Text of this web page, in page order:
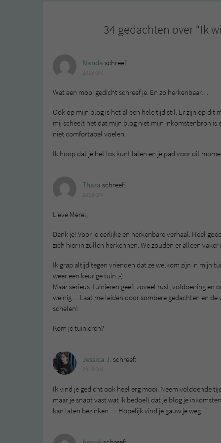
34 gedachten over “Ik
Nanda schreef:
Wat een mooi gedicht schreef je. En zo herkenbaar…
Ook op mijn blog is het al een hele tijd stil. Er zijn op
mij scheelt het dat mijn blog niet mijn inkomstenbron is
niet comfortabel voelen.
Ik hoop dat je het los kunt laten en je pad voor dit
Thara schreef:
Lieve Merel,
Dank je! Voor je eerlijke en herkenbare verhaal. Heel
zich hier in zullen herkennen. We zouden er alleen
Ik grap altijd tegen vrienden dat ze welkom zijn in mijn
weer een keurige tuin ;-)
Maar serieus: tuinieren geeft zoveel rust, voldoening
weinig… Laat me leiden door sombere gedachten en de
schelen!
Kom je tuinieren?
Jessica J. schreef:
Ik vind je gedicht ook heel erg mooi. Neem voldoende
maar je snapt vast wat ik bedoel) dat je blog je
kan laten bezinken … Hopelijk vind je gauw je weg.